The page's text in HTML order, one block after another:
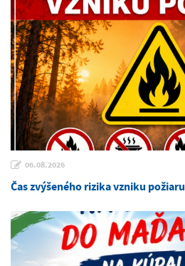
06.08.2026
Čas zvýšeného rizika vzniku požiaru